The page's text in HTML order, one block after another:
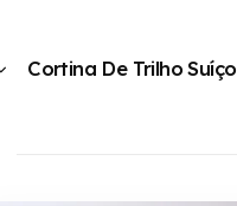
Cortina De Trilho Suíço